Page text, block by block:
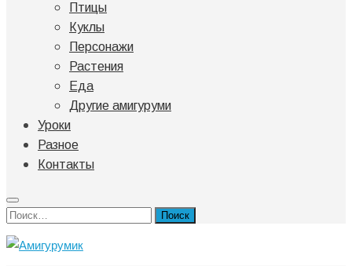
Птицы
Куклы
Персонажи
Растения
Еда
Другие амигуруми
Уроки
Разное
Контакты
Найти: